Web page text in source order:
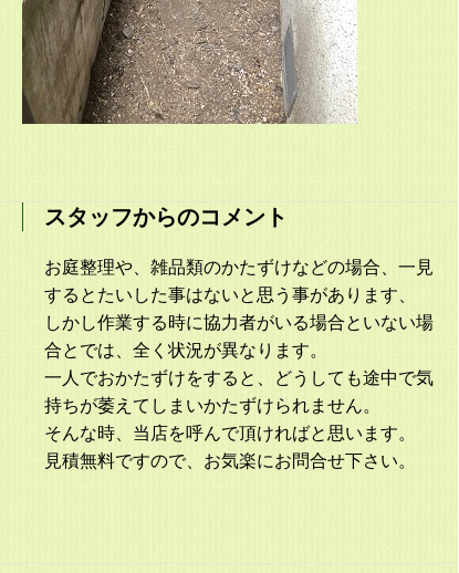
スタッフからのコメント
お庭整理や、雑品類のかたずけなどの場合、一見
するとたいした事はないと思う事があります、
しかし作業する時に協力者がいる場合といない場
合とでは、全く状況が異なります。
一人でおかたずけをすると、どうしても途中で気
持ちが萎えてしまいかたずけられません。
そんな時、当店を呼んで頂ければと思います。
見積無料ですので、お気楽にお問合せ下さい。